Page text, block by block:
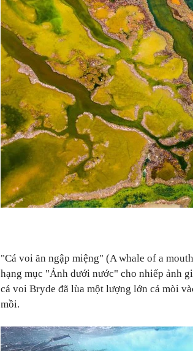
"Cá voi ăn ngập miệng" (A whale of a
hạng mục "Ảnh dưới nước" cho nhiếp ảnh
cá voi Bryde đã lùa một lượng lớn cá mòi
mồi.